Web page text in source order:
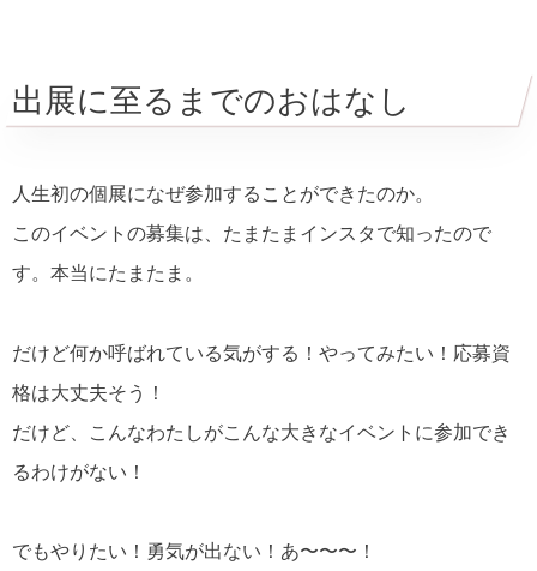
出展に至るまでのおはなし
人生初の個展になぜ参加することができたのか。
このイベントの募集は、たまたまインスタで知ったので
す。本当にたまたま。
だけど何か呼ばれている気がする！やってみたい！応募資
格は大丈夫そう！
だけど、こんなわたしがこんな大きなイベントに参加でき
るわけがない！
でもやりたい！勇気が出ない！あ〜〜〜！